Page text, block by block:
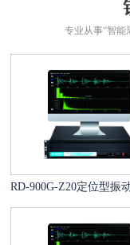
专业从事“智能